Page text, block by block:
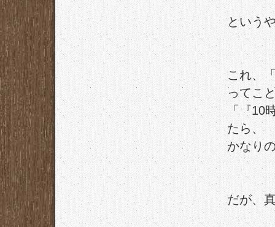
という
これ、
ってこ
「『10
たら、
かなり
だが、